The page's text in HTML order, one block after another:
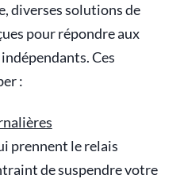
diverses solutions de
pour répondre aux
Ces
:
prennent le relais
de suspendre votre